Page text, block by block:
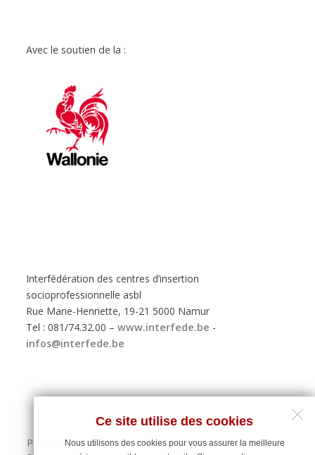
Ce site utilise des cookies
Nous utilisons des cookies pour vous assurer la meilleure
Avec le soutien de la :
Interfédération des centres d’insertion
socioprofessionnelle asbl
Rue Marie-Henriette, 19-21 5000 Namur
Tel : 081/74.32.00 –www.interfede.be -
infos@interfede.be
Politique de protection des données personnelles